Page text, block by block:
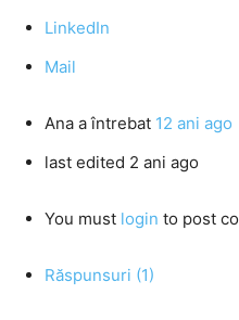
LinkedIn
Mail
Ana a întrebat 12 ani ago
last edited 2 ani ago
You must login to post
Răspunsuri (1)